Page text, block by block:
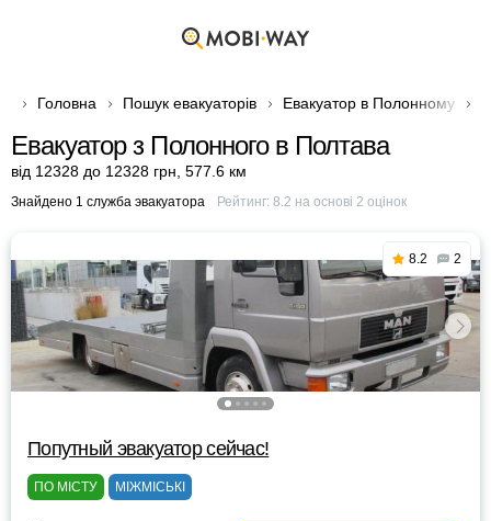
Головна Пошук евакуаторів Евакуатор в Полонному
Евакуатор з Полонного в Полтава
від 12328 до 12328 грн 577.6 км
Знайдено 1 служба эвакуатора Рейтинг: 8.2 на основі 2 оцінок
8.2 2
Попутный эвакуатор сейчас!
ПО МІСТУ МІЖМІСЬКІ